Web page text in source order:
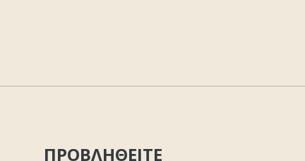
ΠΡΟΒΛΗΘΕΙΤΕ